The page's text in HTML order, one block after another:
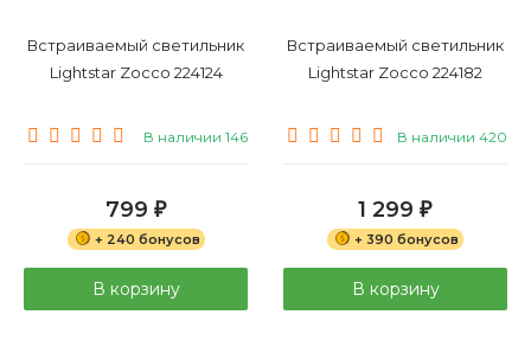
Встраиваемый светильник
Lightstar Zocco 224124
В наличии 146
799 ₽
+ 240 бонусов
В корзину
Встраиваемый светильник
Lightstar Zocco 224182
В наличии 420
1 299 ₽
+ 390 бонусов
В корзину